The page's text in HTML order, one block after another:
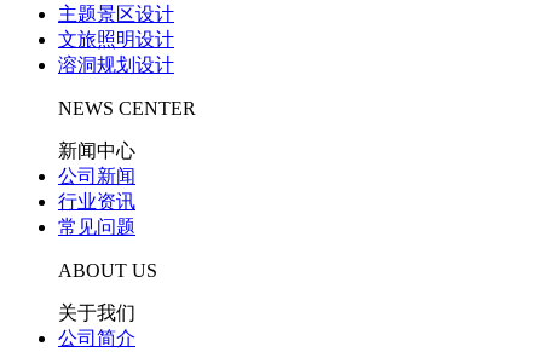
主题景区设计
文旅照明设计
溶洞规划设计
NEWS CENTER
新闻中心
公司新闻
行业资讯
常见问题
ABOUT US
关于我们
公司简介